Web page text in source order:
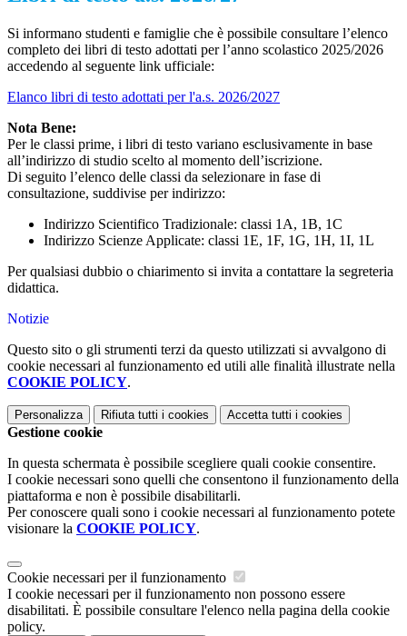
Si informano studenti e famiglie che è possibile consultare l’elenco
completo dei libri di testo adottati per l’anno scolastico 2025/2026
accedendo al seguente link ufficiale:
Elanco libri di testo adottati per l'a.s. 2026/2027
Nota Bene:
Per le classi prime, i libri di testo variano esclusivamente in base
all’indirizzo di studio scelto al momento dell’iscrizione.
Di seguito l’elenco delle classi da selezionare in fase di
consultazione, suddivise per indirizzo:
Indirizzo Scientifico Tradizionale: classi 1A, 1B, 1C
Indirizzo Scienze Applicate: classi 1E, 1F, 1G, 1H, 1I, 1L
Per qualsiasi dubbio o chiarimento si invita a contattare la segreteria
didattica.
Notizie
Questo sito o gli strumenti terzi da questo utilizzati si avvalgono di
cookie necessari al funzionamento ed utili alle finalità illustrate nella
COOKIE POLICY.
Personalizza Rifiuta tutti i cookies Accetta tutti i cookies
Gestione cookie
In questa schermata è possibile scegliere quali cookie consentire.
I cookie necessari sono quelli che consentono il funzionamento della
piattaforma e non è possibile disabilitarli.
Per conoscere quali sono i cookie necessari al funzionamento potete
visionare la COOKIE POLICY.
Cookie necessari per il funzionamento
I cookie necessari per il funzionamento non possono essere
disabilitati. È possibile consultare l'elenco nella pagina della cookie
policy.